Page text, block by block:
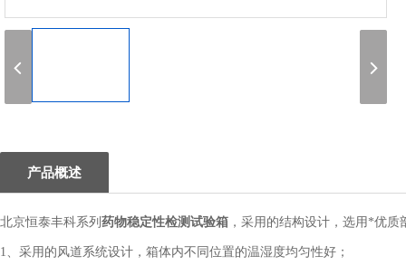
产品概述
北京恒泰丰科系列 药物稳定性检测试验箱 ，采用的结构设计，选用*优
1、采用的风道系统设计，箱体内不同位置的温湿度均匀性好；